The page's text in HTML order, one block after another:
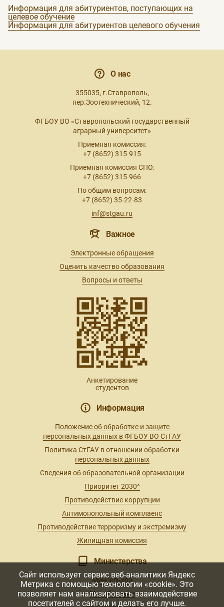
Информация для абитуриентов, поступающих на
целевое обучение
Информация для абитуриентов целевого обучения
О нас
355035, г.Ставрополь,
пер.Зоотехнический, 12.
ФГБОУ ВО «Ставропольский государственный
аграрный университет»
Приемная комиссия:
+7 (8652) 315-915
Приемная комиссия СПО:
+7 (8652) 315-966
По общим вопросам:
+7 (8652) 35-22-83
inf@stgau.ru
Важное
Электронные обращения
Оценить качество образования
Вопросы и ответы
Анкетирование
студентов
Информация
Положение об обработке и защите
персональных данных в ФГБОУ ВО СтГАУ
Политика СтГАУ в отношении обработки
персональных данных
Сведения об образовательной организации
Приоритет 2030^
Противодействие коррупции
Антимонопольный комплаенс
Противодействие терроризму и экстремизму
Жилищная комиссия
Министерства
Минсельхоз
Минобрнауки
Сайт использует сервис веб-аналитики Яндекс
Метрика с помощью технологии «cookie». Это
позволяет нам анализировать взаимодействие
посетителей с сайтом и делать его лучше.